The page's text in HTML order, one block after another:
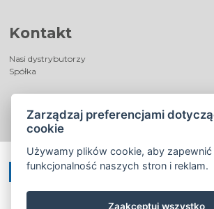
Kontakt
Nasi dystrybutorzy
Spółka
Zarządzaj preferencjami
cookie
Używamy plików cookie, aby
funkcjonalność naszych stron i reklam.
Zaakceptuj wszystko